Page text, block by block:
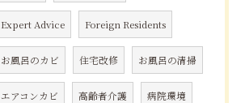
Expert Advice Foreign Residents
お風呂のカビ 住宅改修 お風呂の清掃
エアコンカビ 高齢者介護 病院環境